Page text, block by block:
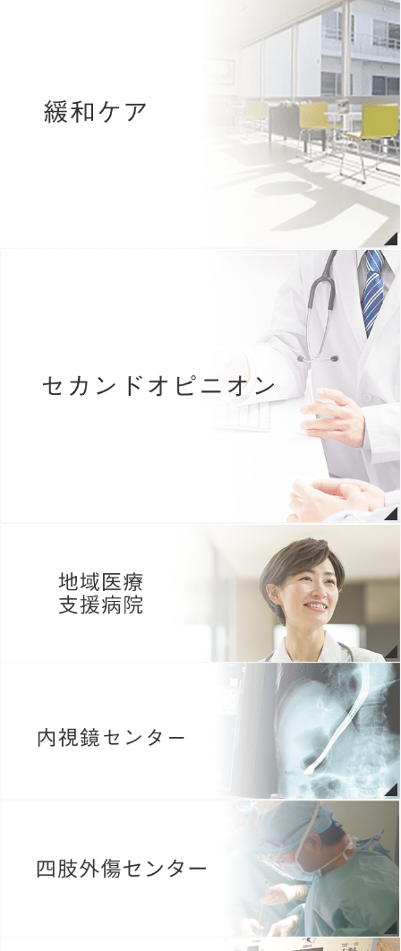
医療安全管理指針（2026年3月版）を改訂いたしました。（詳細こ
2026年07月15日
【募集】臨床検査技師（病理検査業務） 採用情報のページを更新し
７月９日(木)～当院の駐車場がタイムズになります。(詳しくはこち
リハビリテーション科通信を更新しました。
緩和ケア病棟での面会はこち
臨床研修医 採用情報を掲載しました。（小論文フォーム更新）
病院広報誌アーカイブページを更新いたしました。（morimoto
report Vol.60）
2026年05月09日
がん患者サロンのご案内（詳しくはこちらから）
第9回 緩和ケア研修会 The Peace Project 受講生募集中（Link資
料のＱＲコードより必要事項を記入の上、お申し込みくださ
）
当院薬剤師の発表が薬事日報に掲載されました。詳しくはこちらの
今年度も患者満足度簡易診断 結果報告書を更新いたしました。